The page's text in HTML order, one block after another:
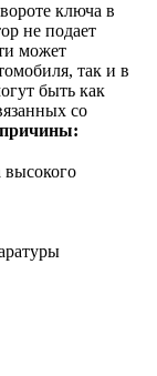
ключа в
не подает
может
так и в
быть как
со